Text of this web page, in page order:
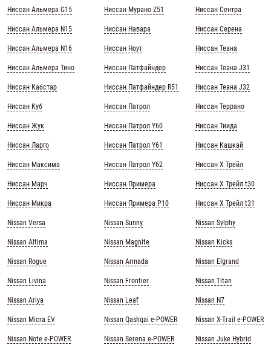
Ниссан Альмера G15
Ниссан Альмера N15
Ниссан Альмера N16
Ниссан Альмера Тино
Ниссан Кабстар
Ниссан Куб
Ниссан Жук
Ниссан Ларго
Ниссан Максима
Ниссан Марч
Ниссан Микра
Nissan Versa
Nissan Altima
Nissan Rogue
Nissan Livina
Nissan Ariya
Nissan Micra EV
Nissan Note e-POWER
Ниссан Мурано Z51
Ниссан Навара
Ниссан Ноут
Ниссан Патфайндер
Ниссан Патфайндер R51
Ниссан Патрол
Ниссан Патрол Y60
Ниссан Патрол Y61
Ниссан Патрол Y62
Ниссан Примера
Ниссан Примера Р10
Nissan Sunny
Nissan Magnite
Nissan Armada
Nissan Frontier
Nissan Leaf
Nissan Qashqai e-POWER
Nissan Serena e-POWER
Ниссан Сентра
Ниссан Серена
Ниссан Теана
Ниссан Теана J31
Ниссан Теана J32
Ниссан Террано
Ниссан Тиида
Ниссан Кашкай
Ниссан Х Трейл
Ниссан Х Трейл t30
Ниссан Х Трейл t31
Nissan Sylphy
Nissan Kicks
Nissan Elgrand
Nissan Titan
Nissan N7
Nissan X-Trail e-POWER
Nissan Juke Hybrid